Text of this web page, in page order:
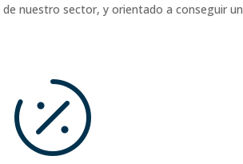
nuestro sector, y orientado a conseguir un
